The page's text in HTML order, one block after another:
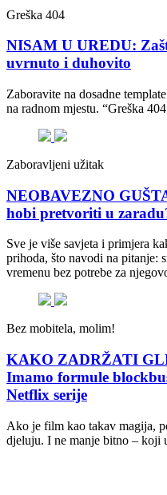
Greška 404
NISAM U UREDU:
uvrnuto i duhovito
Zaboravite na dosadne
na radnom mjestu. “Greška
Zaboravljeni užitak
NEOBAVEZNO
hobi pretvoriti u
Sve je više savjeta i primjera
prihoda, što navodi na pitanje:
vremenu bez potrebe za
Bez mobitela, molim!
KAKO ZADRŽATI
Imamo formule
Netflix serije
Ako je film kao takav magija,
djeluju. I ne manje bitno – koji